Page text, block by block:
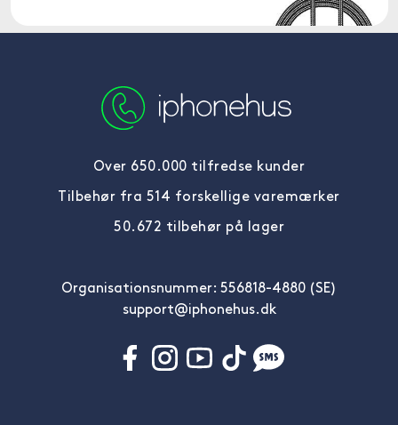
Over 650.000 tilfredse kunder
Tilbehør fra 514 forskellige varemærker
50.672 tilbehør på lager
Organisationsnummer: 556818-4880 (SE)
support@iphonehus.dk